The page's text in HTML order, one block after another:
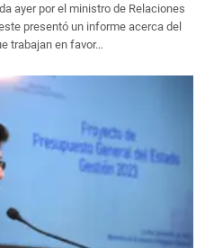
ayer por el ministro de Relaciones
presentó un informe acerca del
trabajan en favor…